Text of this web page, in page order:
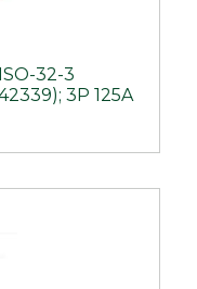
32-3
3P 125A